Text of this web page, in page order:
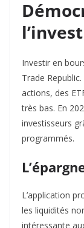
Investir en
Trade
actions, des
très bas. En
investisseurs
programmés.
L’application
les liquidités
intéressante